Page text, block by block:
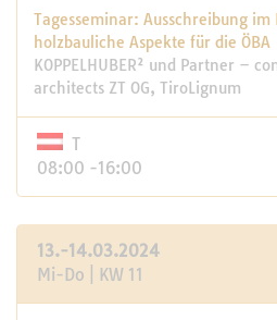
Tagesseminar: Ausschreibung im
holzbauliche Aspekte für die ÖBA
KOPPELHUBER² und Partner –
architects ZT OG, TiroLignum
T
08:00 -16:00
13.-14.03.2024
Mi-Do | KW 11